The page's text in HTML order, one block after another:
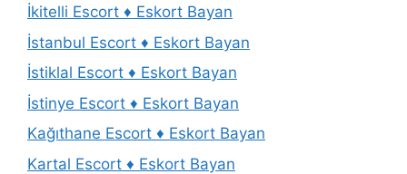
İkitelli Escort ♦️ Eskort Bayan
İstanbul Escort ♦️ Eskort Bayan
İstiklal Escort ♦️ Eskort Bayan
İstinye Escort ♦️ Eskort Bayan
Kağıthane Escort ♦️ Eskort Bayan
Kartal Escort ♦️ Eskort Bayan